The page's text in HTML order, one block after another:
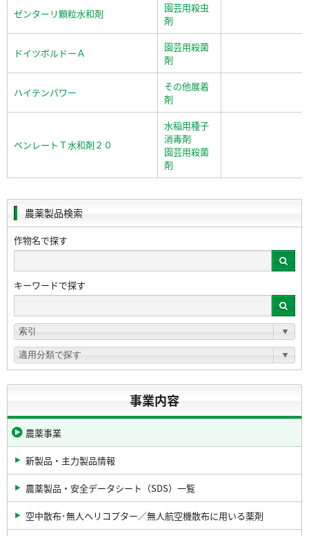
ゼンターリ顆粒水和剤
園芸用殺虫
剤
ドイツボルドーＡ
園芸用殺菌
剤
ハイテンパワー
その他展着
剤
ベンレートＴ水和剤２０
水稲用種子
消毒剤
園芸用殺菌
剤
農薬製品検索
作物名で探す
キーワードで探す
事業内容
農薬事業
新製品・主力製品情報
農薬製品・安全データシート（SDS）一覧
空中散布･無人ヘリコプター／無人航空機散布に用いる薬剤